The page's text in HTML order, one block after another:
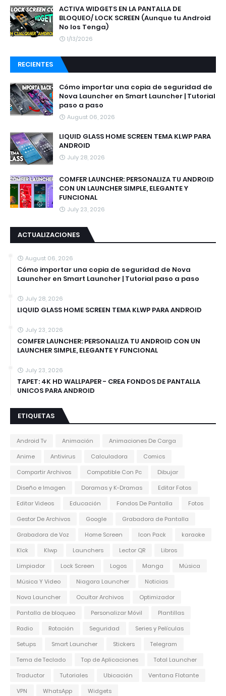
ACTIVA WIDGETS EN LA PANTALLA DE
BLOQUEO/ LOCK SCREEN (Aunque tu Android
No los Tenga)
1/13/2026
RECIENTES
Cómo importar una copia de seguridad de
Nova Launcher en Smart Launcher | Tutorial
paso a paso
August 06, 2026
LIQUID GLASS HOME SCREEN TEMA KLWP PARA
ANDROID
July 28, 2026
COMFER LAUNCHER: PERSONALIZA TU ANDROID
CON UN LAUNCHER SIMPLE, ELEGANTE Y
FUNCIONAL
July 23, 2026
ACTUALIZACIONES
August 06, 2026
Cómo importar una copia de seguridad de Nova
Launcher en Smart Launcher | Tutorial paso a paso
July 28, 2026
LIQUID GLASS HOME SCREEN TEMA KLWP PARA ANDROID
July 23, 2026
COMFER LAUNCHER: PERSONALIZA TU ANDROID CON UN
LAUNCHER SIMPLE, ELEGANTE Y FUNCIONAL
July 23, 2026
TAPET: 4K HD WALLPAPER - CREA FONDOS DE PANTALLA
UNICOS PARA ANDROID
ETIQUETAS
Android Tv Animación
Animaciones De Carga
Anime
Antivirus Calculadora
Comics
Compartir Archivos
Compatible Con Pc
Dibujar
Diseño e Imagen
Doramas y K-Dramas
Editar Fotos
Editar Videos
Educación Fondos De Pantalla
Fotos
Gestor De Archivos
Google
Grabadora de Pantalla
Grabadora de Voz
Home Screen Icon Pack
karaoke
Klck
Klwp Launchers Lector QR
Libros
Limpiador
Lock Screen Logos Manga
Música
Música Y Video
Niagara Launcher
Noticias
Nova Launcher
Ocultar Archivos
Optimizador
Pantalla de bloqueo
Personalizar Móvil
Plantillas
Radio
Rotación Seguridad
Series y Películas
Setups
Smart Launcher Stickers
Telegram
Tema de Teclado
Top de Aplicaciones
Total Launcher
Traductor
Tutoriales Ubicación
Ventana Flotante
VPN
WhatsApp Widgets